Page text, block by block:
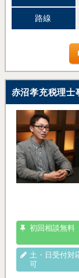
路線
赤沼孝充税理士
初回相談無料
土・日受付対
可